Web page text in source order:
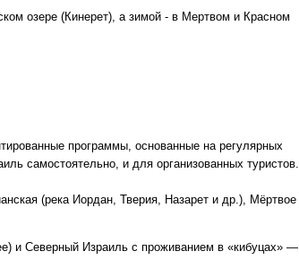
озере (Кинерет), а зимой - в Мертвом и Красном
программы, основанные на регулярных
самостоятельно, и для организованных туристов.
(река Иордан, Тверия, Назарет и др.), Мёртвое
и Северный Израиль с проживанием в «кибуцах» —